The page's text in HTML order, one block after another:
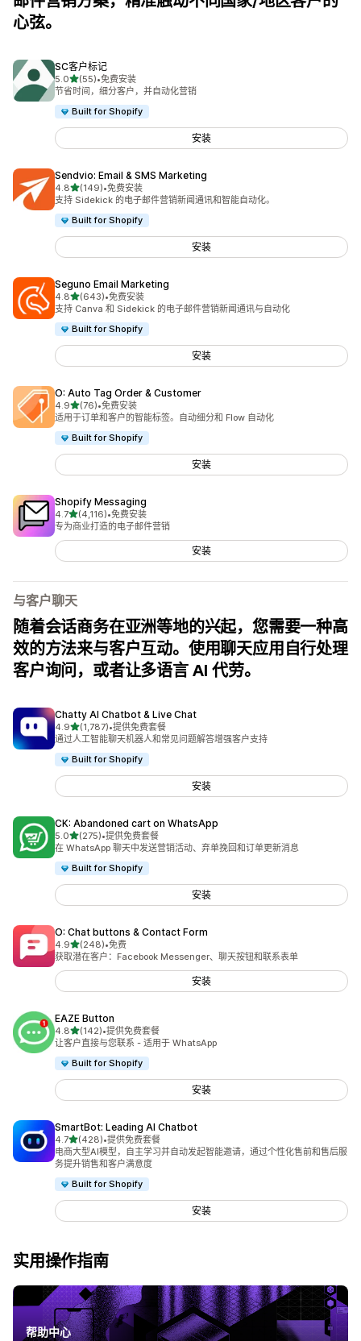
心弦。
SC客户标记
5.0星（满分 5 星）
(55)
总共 55 条评论
•免费安装
节省时间，细分客户，并自动化营销
Built for Shopify
安装
Sendvio: Email & SMS Marketing
4.8星（满分 5 星）
(149)
总共 149 条评论
•免费安装
支持 Sidekick 的电子邮件营销新闻通讯和智能自动化。
Built for Shopify
安装
Seguno Email Marketing
4.8星（满分 5 星）
(643)
总共 643 条评论
•免费安装
支持 Canva 和 Sidekick 的电子邮件营销新闻通讯与自动化
Built for Shopify
安装
O: Auto Tag Order & Customer
4.9星（满分 5 星）
(76)
总共 76 条评论
•免费安装
适用于订单和客户的智能标签。自动细分和 Flow 自动化
Built for Shopify
安装
Shopify Messaging
4.7星（满分 5 星）
(4,116)
总共 4116 条评论
•免费安装
专为商业打造的电子邮件营销
安装
与客户聊天
随着会话商务在亚洲等地的兴起，您需要一种高
效的方法来与客户互动。使用聊天应用自行处理
客户询问，或者让多语言 AI 代劳。
Chatty AI Chatbot & Live Chat
4.9星（满分 5 星）
(1,787)
总共 1787 条评论
•提供免费套餐
通过人工智能聊天机器人和常见问题解答增强客户支持
Built for Shopify
安装
CK: Abandoned cart on WhatsApp
5.0星（满分 5 星）
(275)
总共 275 条评论
•提供免费套餐
在 WhatsApp 聊天中发送营销活动、弃单挽回和订单更新消息
Built for Shopify
安装
O: Chat buttons & Contact Form
4.9星（满分 5 星）
(248)
总共 248 条评论
•免费
获取潜在客户：Facebook Messenger、聊天按钮和联系表单
安装
EAZE Button
4.8星（满分 5 星）
(142)
总共 142 条评论
•提供免费套餐
让客户直接与您联系 - 适用于 WhatsApp
Built for Shopify
安装
SmartBot: Leading AI Chatbot
4.7星（满分 5 星）
(428)
总共 428 条评论
•提供免费套餐
电商大型AI模型，自主学习并自动发起智能邀请，通过个性化售前和售后服
务提升销售和客户满意度
Built for Shopify
安装
实用操作指南
帮助中心